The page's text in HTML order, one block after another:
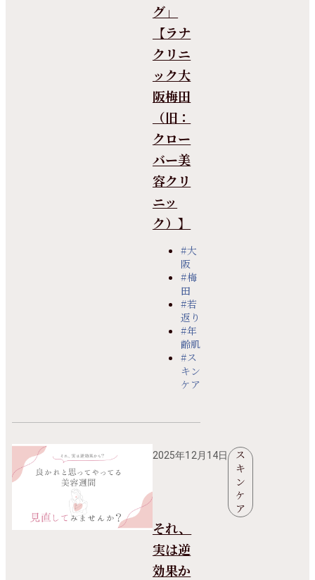
グ」
【ラナ
クリニ
ック大
阪梅田
（旧：
クロー
バー美
容クリ
ニッ
ク）】
#大
阪
#梅
田
#若
返り
#年
齢肌
#ス
キン
ケア
2025年12月14日
ス
キ
ン
ケ
ア
それ、
実は逆
効果か